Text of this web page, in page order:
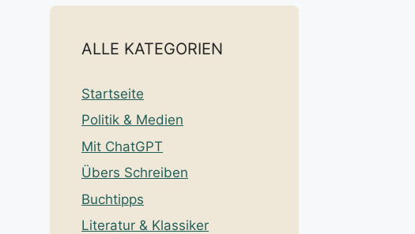
ALLE KATEGORIEN
Startseite
Politik & Medien
Mit ChatGPT
Übers Schreiben
Buchtipps
Literatur & Klassiker